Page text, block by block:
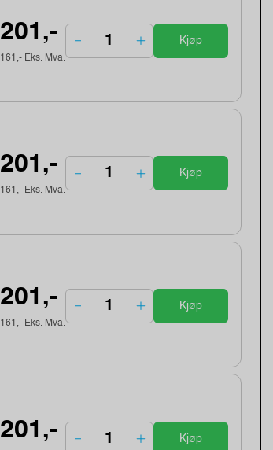
201,-
161,- Eks. Mva.
Kjøp
201,-
161,- Eks. Mva.
Kjøp
201,-
161,- Eks. Mva.
Kjøp
201,- Kjøp